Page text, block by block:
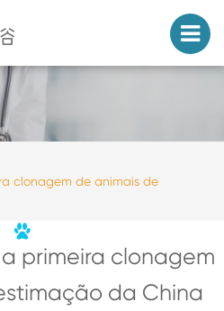
clonagem de animais de
primeira clonagem
da China